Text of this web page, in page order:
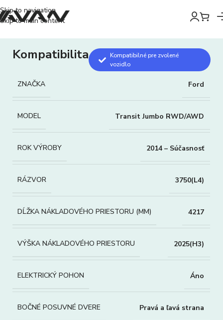
Skip to navigation
Skip to main content
Kompatibilita
Kompatibilné pre zvolené
vozidlo
ZNAČKA Ford
MODEL Transit Jumbo RWD/AWD
ROK VÝROBY 2014 – Súčasnosť
RÁZVOR 3750(L4)
DĹŽKA NÁKLADOVÉHO PRIESTORU (MM) 4217
VÝŠKA NÁKLADOVÉHO PRIESTORU 2025(H3)
ELEKTRICKÝ POHON Áno
BOČNÉ POSUVNÉ DVERE Pravá a ľavá strana